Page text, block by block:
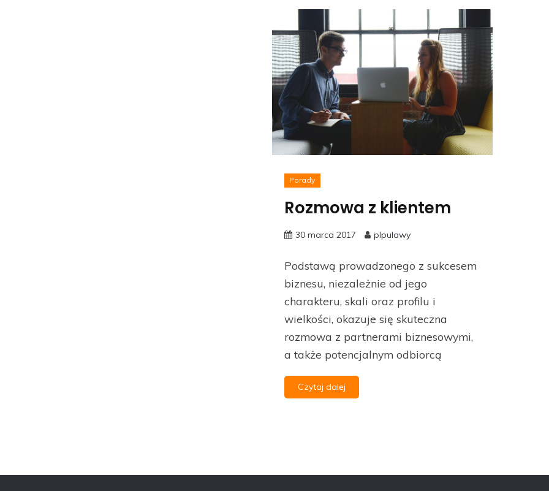
Porady
Rozmowa z klientem
30 marca 2017 plpulawy
Podstawą prowadzonego z sukcesem
biznesu, niezależnie od jego
charakteru, skali oraz profilu i
wielkości, okazuje się skuteczna
rozmowa z partnerami biznesowymi,
a także potencjalnym odbiorcą
Czytaj dalej